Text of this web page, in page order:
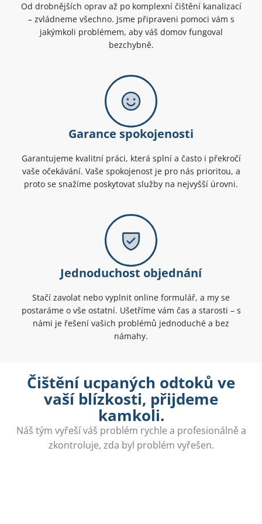
Od drobnějších oprav až po komplexní čištění kanalizací
– zvládneme všechno. Jsme připraveni pomoci vám s
jakýmkoli problémem, aby váš domov fungoval
bezchybně.
Garance spokojenosti
Garantujeme kvalitní práci, která splní a často i překročí
vaše očekávání. Vaše spokojenost je pro nás prioritou, a
proto se snažíme poskytovat služby na nejvyšší úrovni.
Jednoduchost objednání
Stačí zavolat nebo vyplnit online formulář, a my se
postaráme o vše ostatní. Ušetříme vám čas a starosti – s
námi je řešení vašich problémů jednoduché a bez
námahy.
Čištění ucpaných odtoků ve
vaší blízkosti, přijdeme
kamkoli.
Náš tým vyřeší váš problém rychle a profesionálně a
zkontroluje, zda byl problém vyřešen.